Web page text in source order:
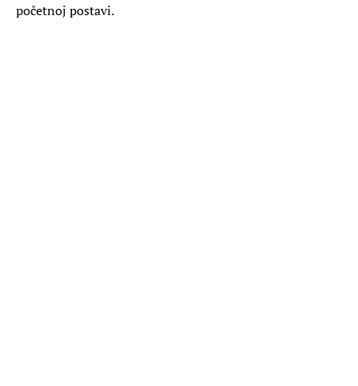
početnoj postavi.